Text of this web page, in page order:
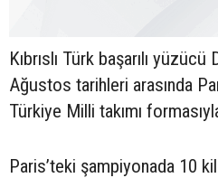
Kıbrıslı Türk başarılı
Ağustos tarihleri arasında
Türkiye Milli takımı
Paris’teki şampiyonada 10